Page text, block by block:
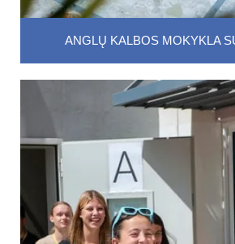
ANGLŲ KALBOS MOKYKLA